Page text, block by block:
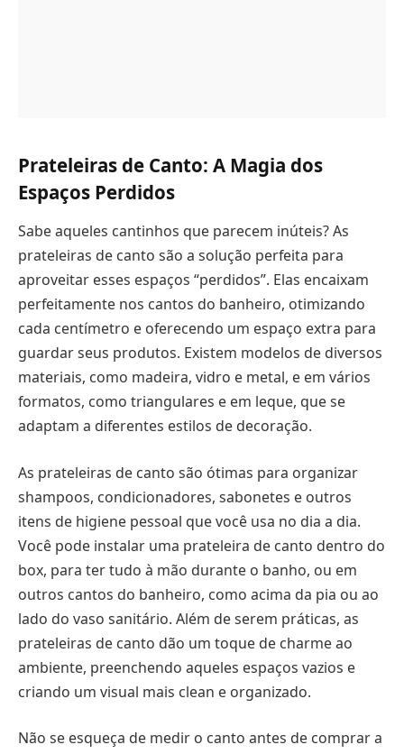
Prateleiras de Canto: A Magia dos
Espaços Perdidos
Sabe aqueles cantinhos que parecem inúteis? As
prateleiras de canto são a solução perfeita para
aproveitar esses espaços “perdidos”. Elas encaixam
perfeitamente nos cantos do banheiro, otimizando
cada centímetro e oferecendo um espaço extra para
guardar seus produtos. Existem modelos de diversos
materiais, como madeira, vidro e metal, e em vários
formatos, como triangulares e em leque, que se
adaptam a diferentes estilos de decoração.
As prateleiras de canto são ótimas para organizar
shampoos, condicionadores, sabonetes e outros
itens de higiene pessoal que você usa no dia a dia.
Você pode instalar uma prateleira de canto dentro do
box, para ter tudo à mão durante o banho, ou em
outros cantos do banheiro, como acima da pia ou ao
lado do vaso sanitário. Além de serem práticas, as
prateleiras de canto dão um toque de charme ao
ambiente, preenchendo aqueles espaços vazios e
criando um visual mais clean e organizado.
Não se esqueça de medir o canto antes de comprar a